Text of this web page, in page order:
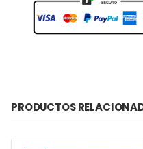
PRODUCTOS